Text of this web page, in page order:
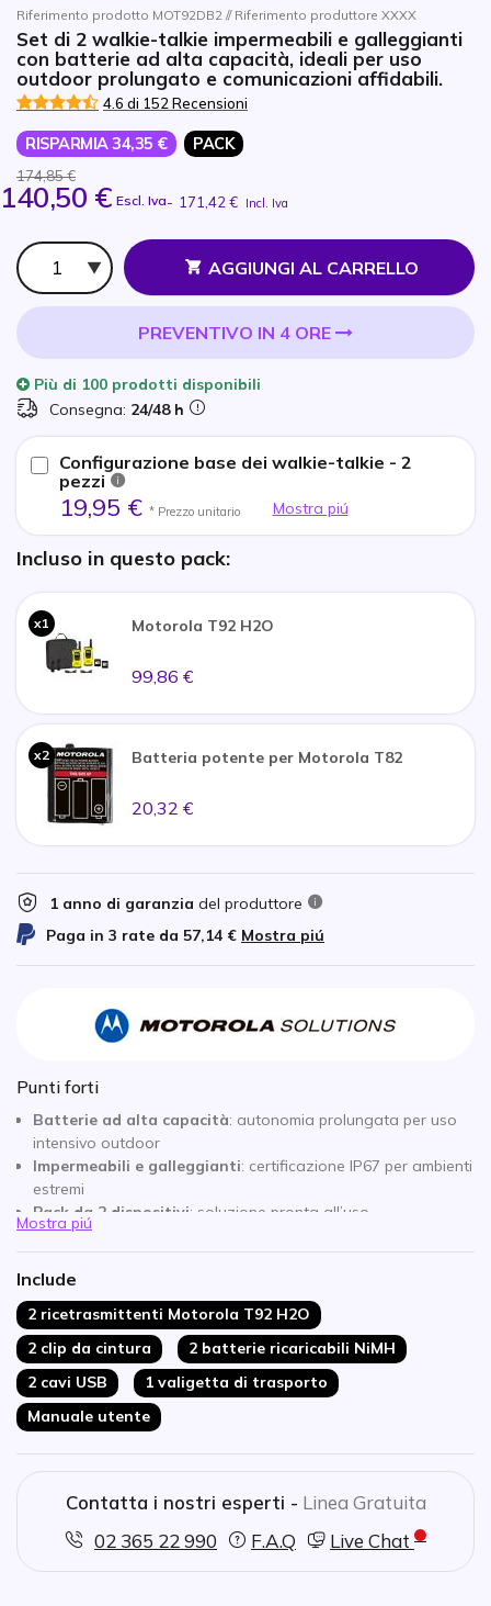
Riferimento prodotto MOT92DB2 // Riferimento produttore XXXX
Set di 2 walkie-talkie impermeabili e galleggianti
con batterie ad alta capacità, ideali per uso
outdoor prolungato e comunicazioni affidabili.
4.6 di 152 Recensioni
RISPARMIA 34,35 € PACK
174,85 €
140,50 € Escl. Iva- 171,42 € Incl. Iva
Qtà
AGGIUNGI AL CARRELLO
PREVENTIVO IN 4 ORE
Più di 100 prodotti disponibili
Consegna: 24/48 h
Configurazione base dei walkie-talkie - 2
pezzi
19,95 € * Prezzo unitario Mostra piú
Incluso in questo pack:
x1 Motorola T92 H2O
99,86 €
x2 Batteria potente per Motorola T82
20,32 €
1 anno di garanzia del produttore
Paga in 3 rate da 57,14 € Mostra piú
Punti forti
Batterie ad alta capacità: autonomia prolungata per uso
intensivo outdoor
Impermeabili e galleggianti: certificazione IP67 per ambienti
estremi
Pack da 2 dispositivi: soluzione pronta all’uso
Torcia LED integrata
Portata fino a 10 km: comunicazioni su lunghe distanze
Funzione chiamata di emergenza
situazione
Senza licenza: tecnologia PMR446 immediata
Mostra piú
Include
2 ricetrasmittenti Motorola T92 H2O
2 clip da cintura
2 batterie ricaricabili NiMH
2 cavi USB
1 valigetta di trasporto
Manuale utente
Contatta i nostri esperti - Linea Gratuita
02 365 22 990
F.A.Q Live Chat